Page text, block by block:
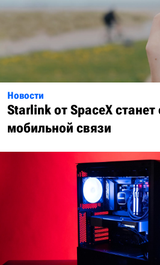
Новости
Starlink от SpaceX
мобильной связи